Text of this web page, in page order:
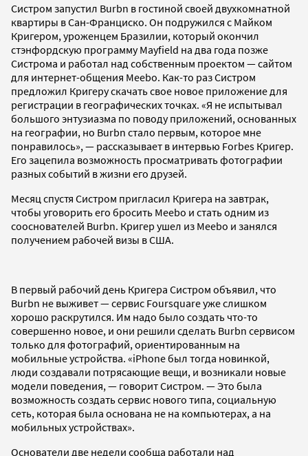
Систром запустил Burbn в гостиной своей двухкомнатной
квартиры в Сан-Франциско. Он подружился с Майком
Кригером, уроженцем Бразилии, который окончил
стэнфордскую программу Mayfield на два года позже
Систрома и работал над собственным проектом — сайтом
для интернет-общения Meebo. Как-то раз Систром
предложил Кригеру скачать свое новое приложение для
регистрации в географических точках. «Я не испытывал
большого энтузиазма по поводу приложений, основанных
на географии, но Burbn стало первым, которое мне
понравилось», — рассказывает в интервью Forbes Кригер.
Его зацепила возможность просматривать фотографии
разных событий в жизни его друзей.
Месяц спустя Систром пригласил Кригера на завтрак,
чтобы уговорить его бросить Meebo и стать одним из
сооснователей Burbn. Кригер ушел из Meebo и занялся
получением рабочей визы в США.
В первый рабочий день Кригера Систром объявил, что
Burbn не выживет — сервис Foursquare уже слишком
хорошо раскрутился. Им надо было создать что-то
совершенно новое, и они решили сделать Burbn сервисом
только для фотографий, ориентированным на
мобильные устройства. «iPhone был тогда новинкой,
люди создавали потрясающие вещи, и возникали новые
модели поведения, — говорит Систром. — Это была
возможность создать сервис нового типа, социальную
сеть, которая была основана не на компьютерах, а на
мобильных устройствах».
Основатели две недели сообща работали над